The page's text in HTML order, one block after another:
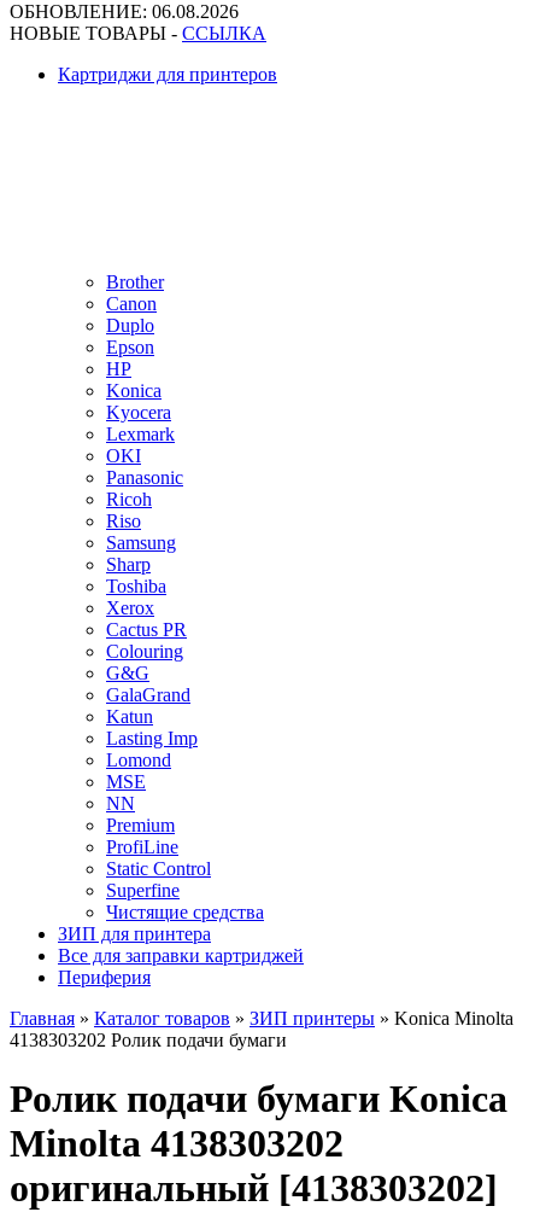
ОБНОВЛЕНИЕ: 06.08.2026
НОВЫЕ ТОВАРЫ - ССЫЛКА
Картриджи для принтеров
Brother
Canon
Duplo
Epson
HP
Konica
Kyocera
Lexmark
OKI
Panasonic
Ricoh
Riso
Samsung
Sharp
Toshiba
Xerox
Cactus PR
Colouring
G&G
GalaGrand
Katun
Lasting Imp
Lomond
MSE
NN
Premium
ProfiLine
Static Control
Superfine
Чистящие средства
ЗИП для принтера
Все для заправки картриджей
Периферия
Главная » Каталог товаров » ЗИП принтеры » Konica Minolta
4138303202 Ролик подачи бумаги
Ролик подачи бумаги Konica
Minolta 4138303202
оригинальный [4138303202]